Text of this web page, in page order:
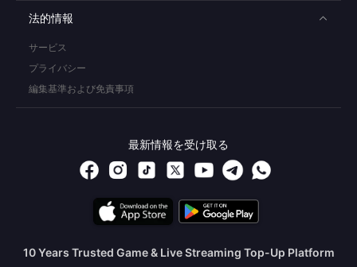
法的情報
サービス
プライバシー
編集基準および免責事項
最新情報を受け取る
10 Years Trusted Game & Live Streaming Top-Up Platform